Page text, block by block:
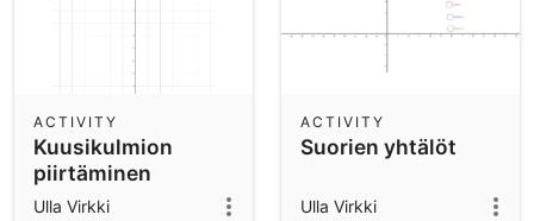
Kuusikulmion
piirtäminen
vaiheittain
ACTIVITY
Ulla Virkki
Suorien yhtälöt
ACTIVITY
Ulla Virkki